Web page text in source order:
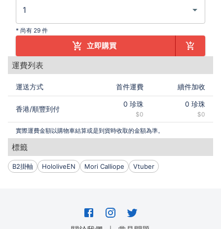
* 尚有 29 件
立即購買
運費列表
運送方式 首件運費 續件加收
香港/順豐到付
0 珍珠
$0
0 珍珠
$0
實際運費金額以購物車結算或是到貨時收取的金額為準。
標籤
B2掛軸 HololiveEN Mori Calliope Vtuber